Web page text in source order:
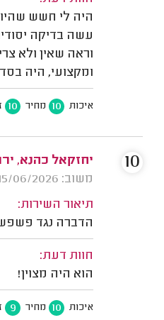
היה לי חשש
עשה בדיקה
וראה שאין ולא
ומקצועי, היה
איכות 10 מחיר 10
יחזקאל כהנא,
משוב: 15/06/2026
תיאור השירות:
הדברה נגד
חוות דעת:
הוא היה מצוין!
איכות 10 מחיר 9
10